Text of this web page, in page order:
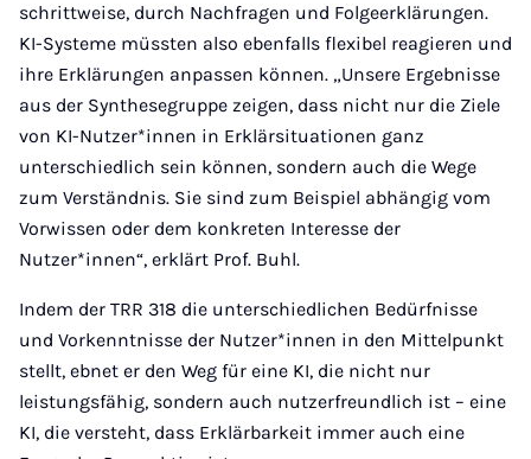
schrittweise, durch Nachfragen und Folgeerklärungen.
KI-Systeme müssten also ebenfalls flexibel reagieren und
ihre Erklärungen anpassen können. „Unsere Ergebnisse
aus der Synthesegruppe zeigen, dass nicht nur die Ziele
von KI-Nutzer*innen in Erklärsituationen ganz
unterschiedlich sein können, sondern auch die Wege
zum Verständnis. Sie sind zum Beispiel abhängig vom
Vorwissen oder dem konkreten Interesse der
Nutzer*innen“, erklärt Prof. Buhl.
Indem der TRR 318 die unterschiedlichen Bedürfnisse
und Vorkenntnisse der Nutzer*innen in den Mittelpunkt
stellt, ebnet er den Weg für eine KI, die nicht nur
leistungsfähig, sondern auch nutzerfreundlich ist – eine
KI, die versteht, dass Erklärbarkeit immer auch eine